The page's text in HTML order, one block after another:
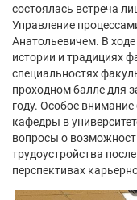
состоялась встреча
Управление
Анатольевичем. В
истории и традициях
специальностях
проходном балле для
году. Особое
кафедры в
вопросы о
трудоустройства
перспективах